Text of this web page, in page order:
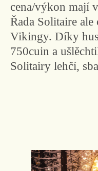
cena/výkon mají
Řada Solitaire
Vikingy. Díky
750cuin a
Solitairy lehčí,